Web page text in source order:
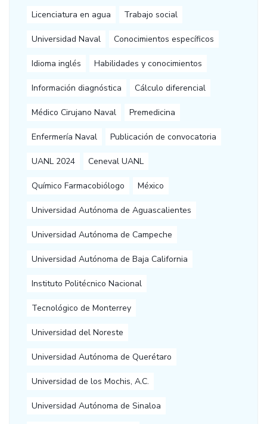
Licenciatura en agua Trabajo social
Universidad Naval Conocimientos específicos
Idioma inglés Habilidades y conocimientos
Información diagnóstica Cálculo diferencial
Médico Cirujano Naval Premedicina
Enfermería Naval Publicación de convocatoria
UANL 2024 Ceneval UANL
Químico Farmacobiólogo México
Universidad Autónoma de Aguascalientes
Universidad Autónoma de Campeche
Universidad Autónoma de Baja California
Instituto Politécnico Nacional
Tecnológico de Monterrey
Universidad del Noreste
Universidad Autónoma de Querétaro
Universidad de los Mochis, A.C.
Universidad Autónoma de Sinaloa